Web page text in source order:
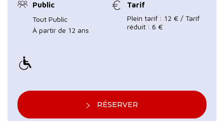
Public
Tout Public
À partir de 12 ans
Tarif
Plein tarif : 12 € / Tarif
réduit : 6 €
RÉSERVER